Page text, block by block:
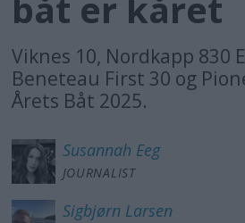
Viknes 10, Nordkapp 830
Beneteau First 30 og
Årets Båt 2025.
Susannah Eeg
JOURNALIST
Sigbjørn Larsen